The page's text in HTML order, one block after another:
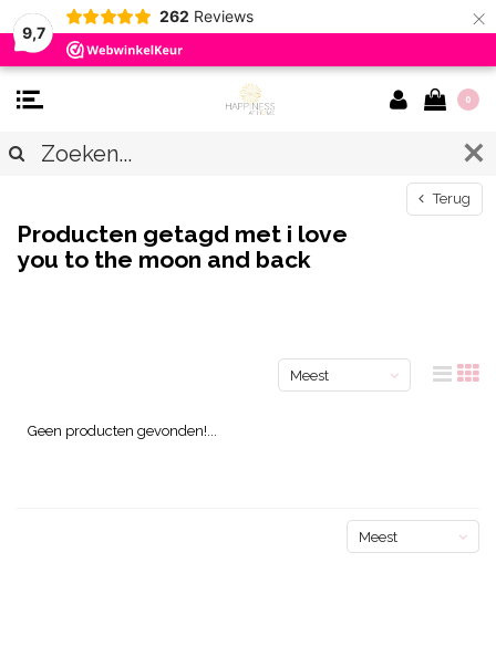
9,7
262 Reviews ×
0
Terug
Producten getagd met i love
you to the moon and back
Meest
Geen producten gevonden!...
Meest